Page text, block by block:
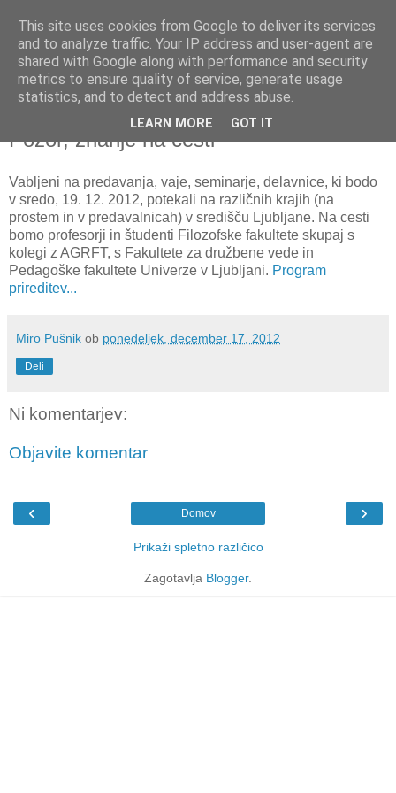
ponedeljek, 17. december 2012
Pozor, znanje na cesti
Vabljeni na predavanja, vaje, seminarje, delavnice, ki bodo
v sredo, 19. 12. 2012, potekali na različnih krajih (na
prostem in v predavalnicah) v središču Ljubljane. Na cesti
bomo profesorji in študenti Filozofske fakultete skupaj s
kolegi z AGRFT, s Fakultete za družbene vede in
Pedagoške fakultete Univerze v Ljubljani. Program
prireditev...
Miro Pušnik ob ponedeljek, december 17, 2012
Deli
Ni komentarjev:
Objavite komentar
‹ ›
Domov
Prikaži spletno različico
Zagotavlja Blogger.
This site uses cookies from Google to deliver its services
and to analyze traffic. Your IP address and user-agent are
shared with Google along with performance and security
metrics to ensure quality of service, generate usage
statistics, and to detect and address abuse.
LEARN MORE GOT IT